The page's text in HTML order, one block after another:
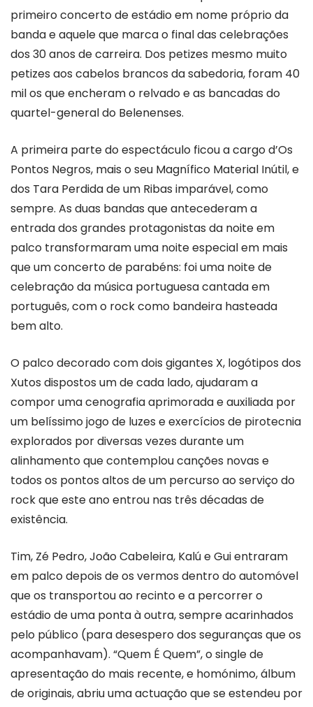
primeiro concerto de estádio em nome próprio da
banda e aquele que marca o final das celebrações
dos 30 anos de carreira. Dos petizes mesmo muito
petizes aos cabelos brancos da sabedoria, foram 40
mil os que encheram o relvado e as bancadas do
quartel-general do Belenenses.
A primeira parte do espectáculo ficou a cargo d’Os
Pontos Negros, mais o seu Magnífico Material Inútil, e
dos Tara Perdida de um Ribas imparável, como
sempre. As duas bandas que antecederam a
entrada dos grandes protagonistas da noite em
palco transformaram uma noite especial em mais
que um concerto de parabéns: foi uma noite de
celebração da música portuguesa cantada em
português, com o rock como bandeira hasteada
bem alto.
O palco decorado com dois gigantes X, logótipos dos
Xutos dispostos um de cada lado, ajudaram a
compor uma cenografia aprimorada e auxiliada por
um belíssimo jogo de luzes e exercícios de pirotecnia
explorados por diversas vezes durante um
alinhamento que contemplou canções novas e
todos os pontos altos de um percurso ao serviço do
rock que este ano entrou nas três décadas de
existência.
Tim, Zé Pedro, João Cabeleira, Kalú e Gui entraram
em palco depois de os vermos dentro do automóvel
que os transportou ao recinto e a percorrer o
estádio de uma ponta à outra, sempre acarinhados
pelo público (para desespero dos seguranças que os
acompanhavam). “Quem É Quem”, o single de
apresentação do mais recente, e homónimo, álbum
de originais, abriu uma actuação que se estendeu por